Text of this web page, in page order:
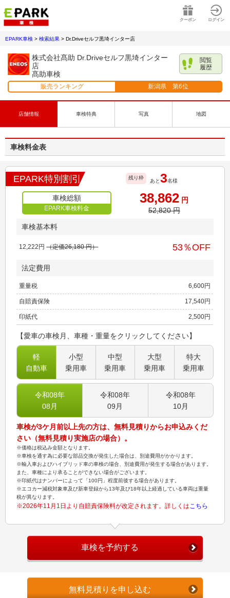
クーポン ログイン
EPARK車検 > 検索結果 > Dr.Driveセルフ黒埼インター店
株式会社髙助 Dr.Driveセルフ黒埼インター
店
髙助車検
閲覧
履歴
販売ランキング 新潟県 第6位
店舗情報 車検特典 写真 地図
車検料金表
EPARK特別割引 残り枠
あと3名様
車検総額
EPARK車検料金
38,862 円
52,820円
車検基本料
12,222 円 （定価26,180円） 53％OFF
法定費用
重量税 6,600円
自賠責保険 17,540円
印紙代 2,500円
【愛車の車検月、車種・重量をクリックしてください】
軽
自動車
小型
乗用車
中型
乗用車
大型
乗用車
特大
乗用車
令和08年
08 月
令和08年
09 月
令和08年
10月
車検が3ケ月前以上先の方は、無料見積りからお申込みくだ
さい（無料見積り実施店の場合）。
※価格は税込み金額となります。
※車検を通す為に必要な部品交換が発生した場合は、別途費用がかかります。
※輸入車およびハイブリッド車の車検の場合、別途費用が発生する場合があります。
また、車種により承ることができない場合がございます。
※印紙代はナンバーによって「100円」程度前後する場合があります。
※エコカー減税対象車及び新車登録から13年及び18年以上経過している車両は重量
税が異なります。
※2026年11月1日より自賠責保険料が改定されます。詳しくはこちら
車検を予約する
無料見積りを申し込む